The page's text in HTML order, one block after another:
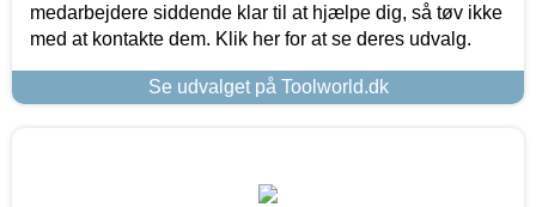
medarbejdere siddende klar til at hjælpe dig, så tøv ikke
med at kontakte dem. Klik her for at se deres udvalg.
Se udvalget på Toolworld.dk